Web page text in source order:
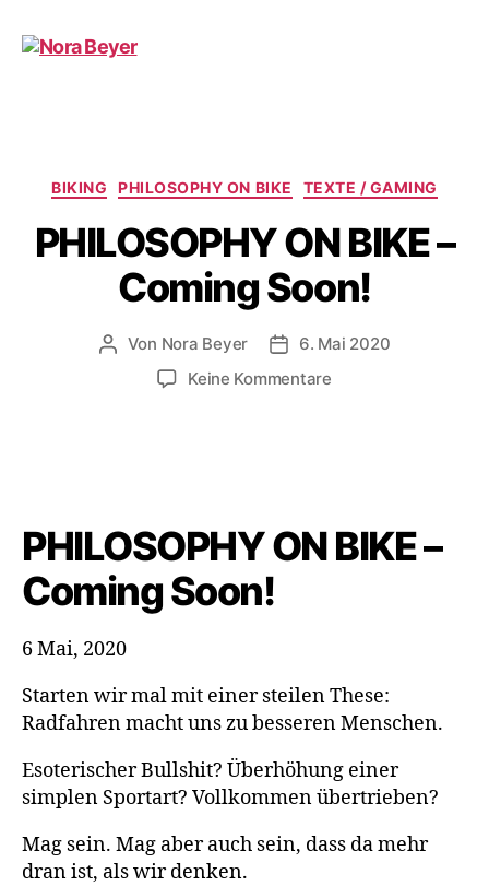
Kategorien
BIKING PHILOSOPHY ON BIKE TEXTE / GAMING
PHILOSOPHY ON BIKE –
Coming Soon!
Beitragsautor
Von Nora Beyer Beitragsdatum
6. Mai 2020
Keine Kommentarezu
PHILOSOPHY ON BIKE –
Coming Soon!
6 Mai, 2020
Starten wir mal mit einer steilen These:
Radfahren macht uns zu besseren Menschen.
Esoterischer Bullshit? Überhöhung einer
simplen Sportart? Vollkommen übertrieben?
Mag sein. Mag aber auch sein, dass da mehr
dran ist, als wir denken.